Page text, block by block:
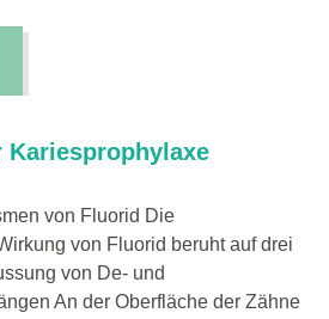
von Fluorid Die
von Fluorid beruht auf drei
von De- und
An der Oberfläche der Zähne